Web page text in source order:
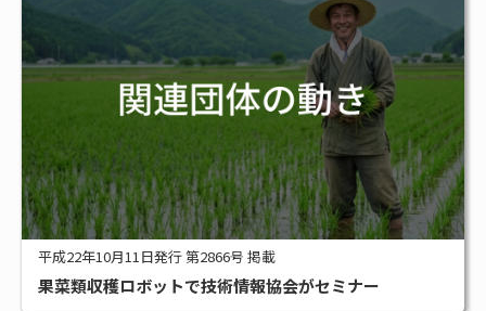
平成22年10月11日発行 第2866号 掲載
果菜類収穫ロボットで技術情報協会がセミナー